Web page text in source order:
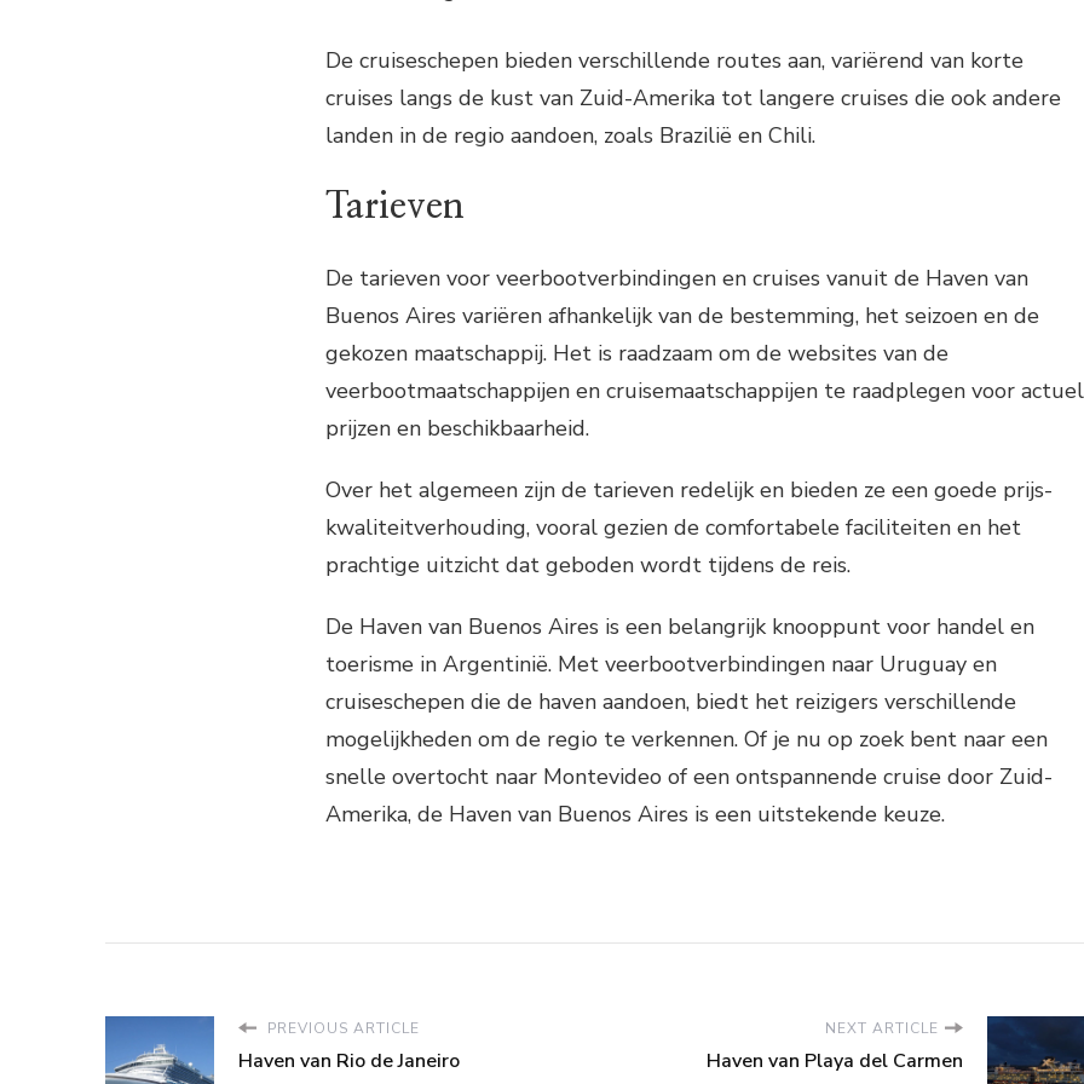
De cruiseschepen bieden verschillende routes aan, variërend van korte
cruises langs de kust van Zuid-Amerika tot langere cruises die ook andere
landen in de regio aandoen, zoals Brazilië en Chili.
Tarieven
De tarieven voor veerbootverbindingen en cruises vanuit de Haven van
Buenos Aires variëren afhankelijk van de bestemming, het seizoen en de
gekozen maatschappij. Het is raadzaam om de websites van de
veerbootmaatschappijen en cruisemaatschappijen te raadplegen voor
prijzen en beschikbaarheid.
Over het algemeen zijn de tarieven redelijk en bieden ze een goede prijs-
kwaliteitverhouding, vooral gezien de comfortabele faciliteiten en het
prachtige uitzicht dat geboden wordt tijdens de reis.
De Haven van Buenos Aires is een belangrijk knooppunt voor handel en
toerisme in Argentinië. Met veerbootverbindingen naar Uruguay en
cruiseschepen die de haven aandoen, biedt het reizigers verschillende
mogelijkheden om de regio te verkennen. Of je nu op zoek bent naar een
snelle overtocht naar Montevideo of een ontspannende cruise door Zuid-
Amerika, de Haven van Buenos Aires is een uitstekende keuze.
PREVIOUS ARTICLE
Haven van Rio de Janeiro
NEXT ARTICLE
Haven van Playa del Carmen